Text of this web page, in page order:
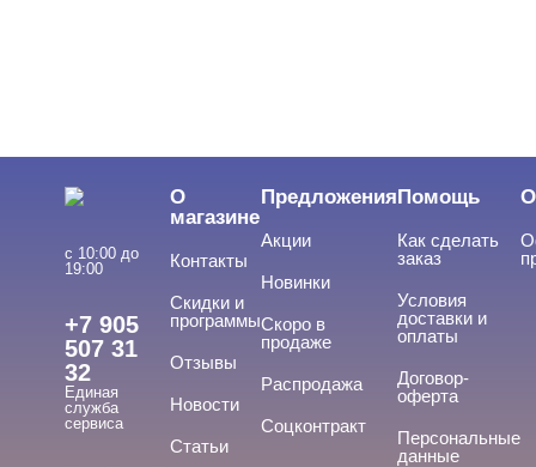
с 10:00 до
19:00
+7 905
507 31
32
Единая
служба
сервиса
О
магазине
Контакты
Скидки и
программы
Отзывы
Новости
Статьи
Предложения
Акции
Новинки
Скоро в
продаже
Распродажа
Соцконтракт
Помощь
Как сделать
заказ
Условия
доставки и
оплаты
Договор-
оферта
Персональные
данные